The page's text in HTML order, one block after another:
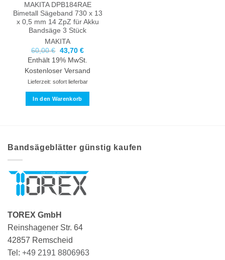
MAKITA DPB184RAE
Bimetall Sägeband 730 x 13
x 0,5 mm 14 ZpZ für Akku
Bandsäge 3 Stück
MAKITA
60,00€ Ursprünglicher
Preis
war:
60,00 €
43,70 €Aktueller
Preis
ist:
43,70 €.
Enthält 19% MwSt.
Kostenloser Versand
Lieferzeit: sofort lieferbar
In den Warenkorb
Bandsägeblätter günstig kaufen
TOREX GmbH
Reinshagener Str. 64
42857 Remscheid
Tel: +49 2191 8806963